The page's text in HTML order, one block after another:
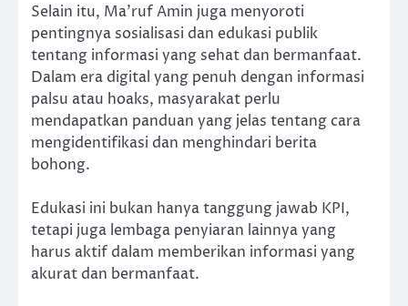
Selain itu, Ma’ruf Amin juga menyoroti
pentingnya sosialisasi dan edukasi publik
tentang informasi yang sehat dan bermanfaat.
Dalam era digital yang penuh dengan informasi
palsu atau hoaks, masyarakat perlu
mendapatkan panduan yang jelas tentang cara
mengidentifikasi dan menghindari berita
bohong.
Edukasi ini bukan hanya tanggung jawab KPI,
tetapi juga lembaga penyiaran lainnya yang
harus aktif dalam memberikan informasi yang
akurat dan bermanfaat.